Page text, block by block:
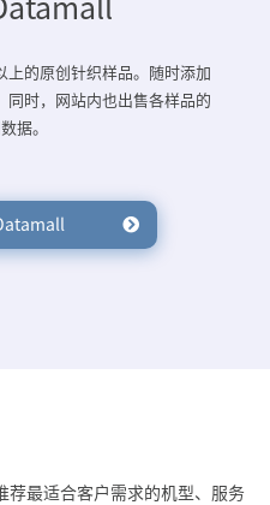
的原创针织样品。随时添加
时，网站内也出售各样品的
据。
荐最适合客户需求的机型、服务